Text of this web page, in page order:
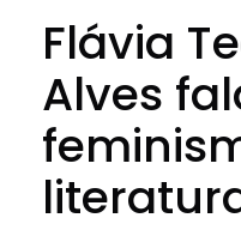
Flávia
Alves